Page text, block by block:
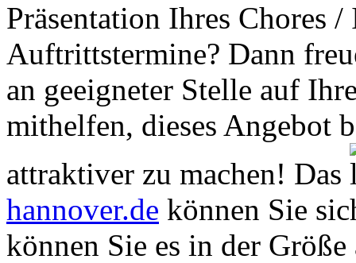
Präsentation Ihres Chores
Auftrittstermine? Dann
an geeigneter Stelle auf
mithelfen, dieses Angebot
attraktiver zu machen! Das
hannover.de können Sie
können Sie es in der